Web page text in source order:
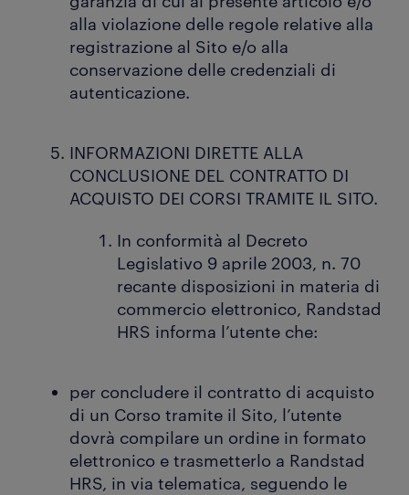
alla violazione delle regole relative alla
registrazione al Sito e/o alla
conservazione delle credenziali di
autenticazione.
INFORMAZIONI DIRETTE ALLA
CONCLUSIONE DEL CONTRATTO DI
ACQUISTO DEI CORSI TRAMITE IL SITO.
In conformità al Decreto
Legislativo 9 aprile 2003, n. 70
recante disposizioni in materia di
commercio elettronico, Randstad
HRS informa l’utente che:
per concludere il contratto di acquisto
di un Corso tramite il Sito, l’utente
dovrà compilare un ordine in formato
elettronico e trasmetterlo a Randstad
HRS, in via telematica, seguendo le